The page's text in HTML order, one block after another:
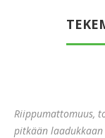
Riippumattomuus,
pitkään